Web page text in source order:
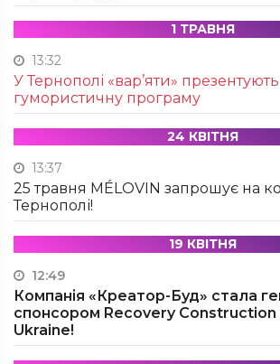
1 ТРАВНЯ
13:32
У Тернополі «вар’яти»
гумористичну програму
24 КВІТНЯ
13:37
25 травня MÉLOVIN запрошує на
Тернополі!
19 КВІТНЯ
12:49
Компанія «Креатор-Буд» стала
спонсором Recovery Construction
Ukraine!